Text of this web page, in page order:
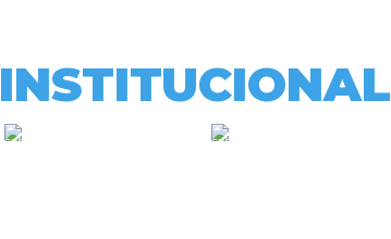
INSTITUCIONAL